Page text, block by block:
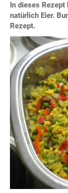
In dieses
natürlich Eier.
Rezept.